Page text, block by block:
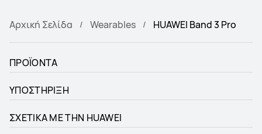
Αρχική Σελίδα Wearables HUAWEI Band 3 Pro
ΠΡΟΪΟΝΤΑ
ΥΠΟΣΤΗΡΙΞΗ
ΣΧΕΤΙΚΑ ΜΕ ΤΗΝ HUAWEI